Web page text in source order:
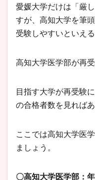
愛媛大学だけは「厳
すが、高知大学を筆
受験しやすいといえる
高知大学医学部が再
目指す大学が再受験
の合格者数を見れば
ここでは高知大学医
ましょう。
〇高知大学医学部：